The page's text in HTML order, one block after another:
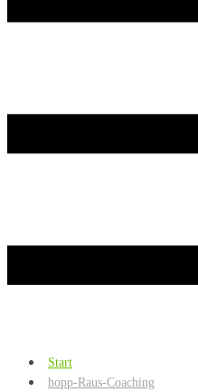
Start
hopp-Raus-Coaching